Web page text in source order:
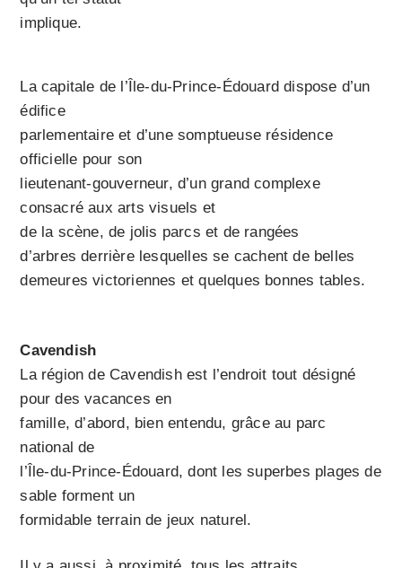
implique.
La capitale de l’Île-du-Prince-Édouard dispose d’un
édifice
parlementaire et d’une somptueuse résidence
officielle pour son
lieutenant-gouverneur, d’un grand complexe
consacré aux arts visuels et
de la scène, de jolis parcs et de rangées
d’arbres derrière lesquelles se cachent de belles
demeures victoriennes et quelques bonnes tables.
Cavendish
La région de Cavendish est l’endroit tout désigné
pour des vacances en
famille, d’abord, bien entendu, grâce au parc
national de
l’Île-du-Prince-Édouard, dont les superbes plages de
sable forment un
formidable terrain de jeux naturel.